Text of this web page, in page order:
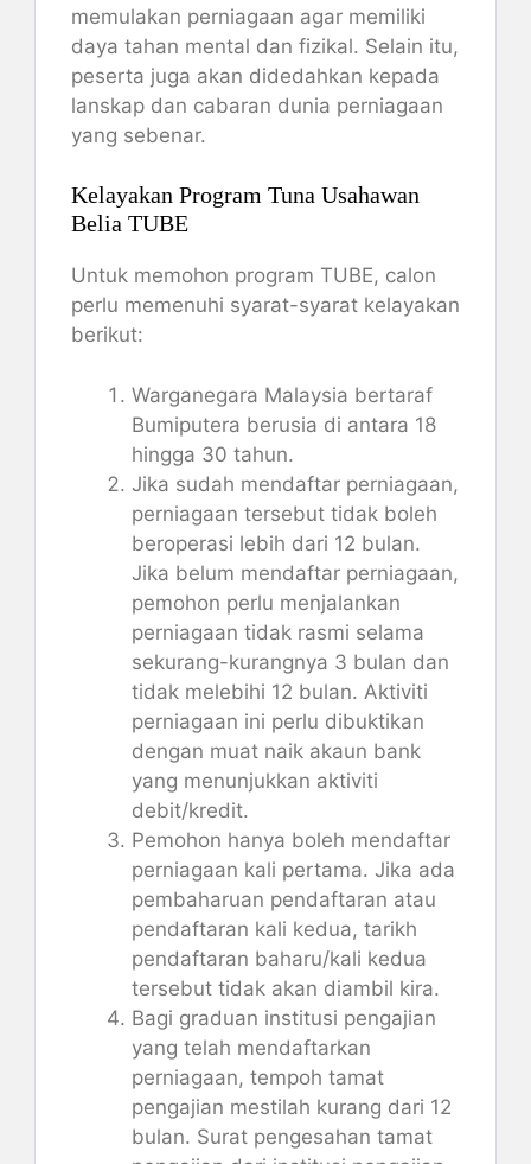
memulakan perniagaan agar memiliki
daya tahan mental dan fizikal. Selain itu,
peserta juga akan didedahkan kepada
lanskap dan cabaran dunia perniagaan
yang sebenar.
Kelayakan Program Tuna Usahawan
Belia TUBE
Untuk memohon program TUBE, calon
perlu memenuhi syarat-syarat kelayakan
berikut:
Warganegara Malaysia bertaraf
Bumiputera berusia di antara 18
hingga 30 tahun.
Jika sudah mendaftar perniagaan,
perniagaan tersebut tidak boleh
beroperasi lebih dari 12 bulan.
Jika belum mendaftar perniagaan,
pemohon perlu menjalankan
perniagaan tidak rasmi selama
sekurang-kurangnya 3 bulan dan
tidak melebihi 12 bulan. Aktiviti
perniagaan ini perlu dibuktikan
dengan muat naik akaun bank
yang menunjukkan aktiviti
debit/kredit.
Pemohon hanya boleh mendaftar
perniagaan kali pertama. Jika ada
pembaharuan pendaftaran atau
pendaftaran kali kedua, tarikh
pendaftaran baharu/kali kedua
tersebut tidak akan diambil kira.
Bagi graduan institusi pengajian
yang telah mendaftarkan
perniagaan, tempoh tamat
pengajian mestilah kurang dari 12
bulan. Surat pengesahan tamat